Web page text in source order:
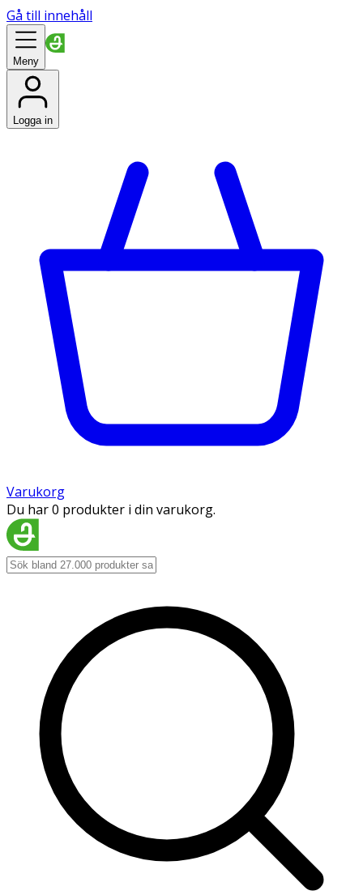
Gå till innehåll
Meny
Logga in
Varukorg
Du har 0 produkter i din varukorg.